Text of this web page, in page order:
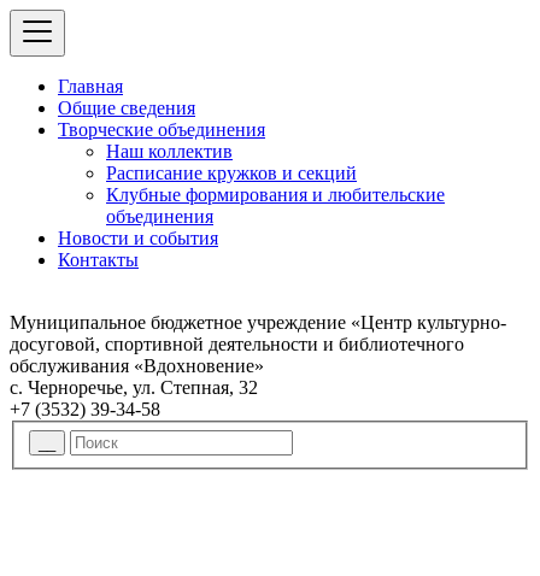
Главная
Общие сведения
Творческие объединения
Наш коллектив
Расписание кружков и секций
Клубные формирования и любительские
объединения
Новости и события
Контакты
Муниципальное бюджетное учреждение «Центр культурно-
досуговой, спортивной деятельности и библиотечного
обслуживания «Вдохновение»
с. Черноречье, ул. Степная, 32
+7 (3532) 39-34-58